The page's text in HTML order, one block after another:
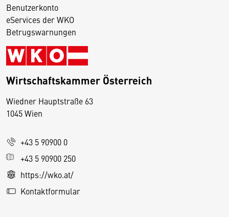
Benutzerkonto
eServices der WKO
Betrugswarnungen
Wirtschaftskammer Österreich
Wiedner Hauptstraße 63
1045 Wien
+43 5 90900 0
+43 5 90900 250
https://wko.at/
Kontaktformular
D
s
e
S
e